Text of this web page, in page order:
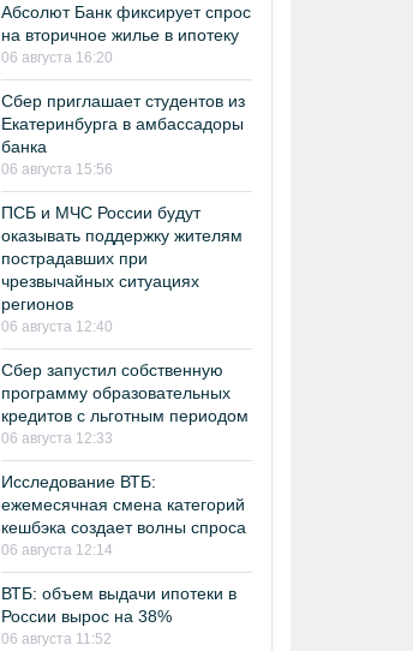
Абсолют Банк фиксирует спрос
на вторичное жилье в ипотеку
06 августа 16:20
Сбер приглашает студентов из
Екатеринбурга в амбассадоры
банка
06 августа 15:56
ПСБ и МЧС России будут
оказывать поддержку жителям
пострадавших при
чрезвычайных ситуациях
регионов
06 августа 12:40
Сбер запустил собственную
программу образовательных
кредитов с льготным периодом
06 августа 12:33
Исследование ВТБ:
ежемесячная смена категорий
кешбэка создает волны спроса
06 августа 12:14
ВТБ: объем выдачи ипотеки в
России вырос на 38%
06 августа 11:52